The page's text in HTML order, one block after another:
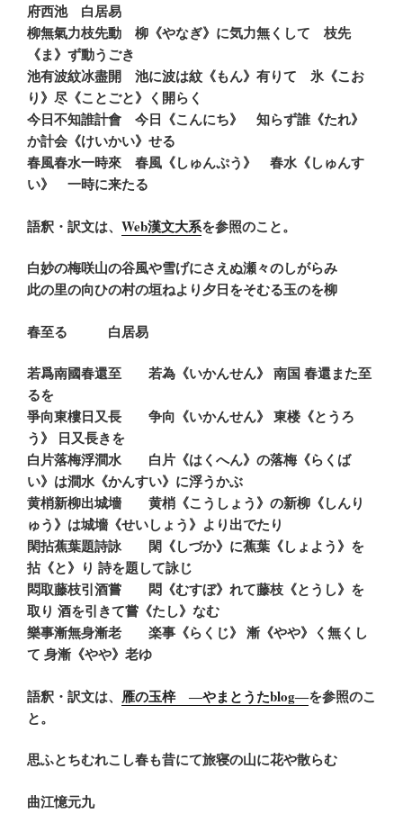
府西池 白居易
柳無氣力枝先動 柳《やなぎ》に気力無くして 枝先
《ま》ず動うごき
池有波紋冰盡開 池に波は紋《もん》有りて 氷《こお
り》尽《ことごと》く開らく
今日不知誰計會 今日《こんにち》 知らず誰《たれ》
か計会《けいかい》せる
春風春水一時來 春風《しゅんぷう》 春水《しゅんす
い》 一時に来たる
語釈・訳文は、 Web漢文大系を参照のこと。
白妙の梅咲山の谷風や雪げにさえぬ瀬々のしがらみ
此の里の向ひの村の垣ねより夕日をそむる玉のを柳
春至る 白居易
若爲南國春還至 若為《いかんせん》 南国 春還また至
るを
爭向東樓日又長 争向《いかんせん》 東楼《とうろ
う》 日又長きを
白片落梅浮澗水白片《はくへん》の落梅《らくば
い》は澗水《かんすい》に浮うかぶ
黄梢新柳出城墻 黄梢《こうしょう》の新柳《しんり
ゅう》は城墻《せいしょう》より出でたり
閑拈蕉葉題詩詠 閑《しづか》に蕉葉《しょよう》を
拈《と》り 詩を題して詠じ
悶取藤枝引酒嘗 悶《むすぼ》れて藤枝《とうし》を
取り 酒を引きて嘗《たし》なむ
樂事漸無身漸老 楽事《らくじ》 漸《やや》く無くし
て 身漸《やや》老ゆ
語釈・訳文は、 雁の玉梓 ―やまとうたblog―を参照のこ
と。
思ふとちむれこし春も昔にて旅寝の山に花や散らむ
曲江憶元九